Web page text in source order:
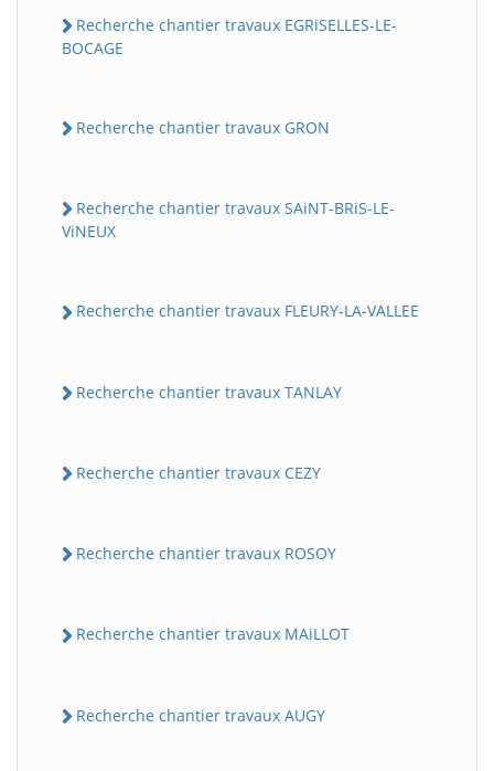
Recherche chantier travaux EGRiSELLES-LE-
BOCAGE
Recherche chantier travaux GRON
Recherche chantier travaux SAiNT-BRiS-LE-
ViNEUX
Recherche chantier travaux FLEURY-LA-VALLEE
Recherche chantier travaux TANLAY
Recherche chantier travaux CEZY
Recherche chantier travaux ROSOY
Recherche chantier travaux MAiLLOT
Recherche chantier travaux AUGY